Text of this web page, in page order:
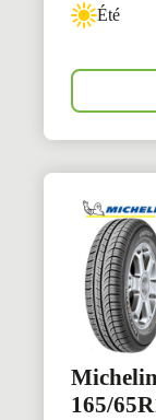
Été
165/